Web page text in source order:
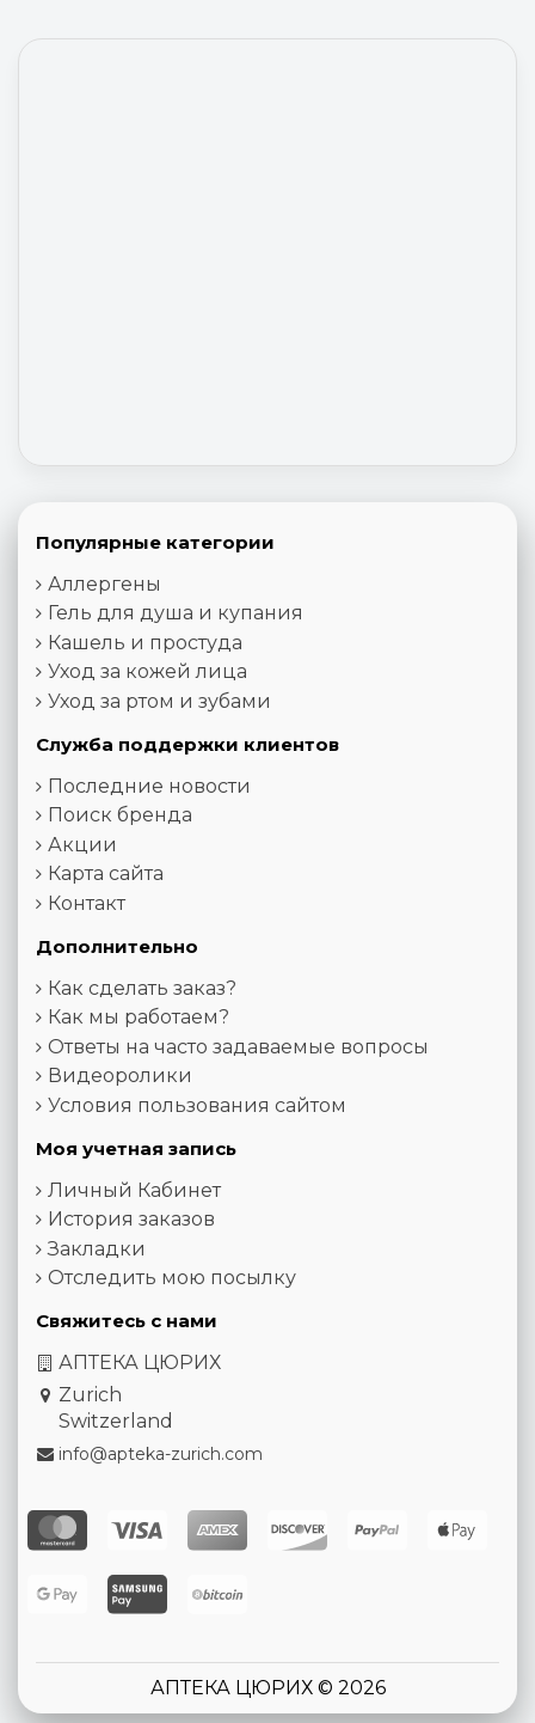
Популярные категории
Аллергены
Гель для душа и купания
Кашель и простуда
Уход за кожей лица
Уход за ртом и зубами
Служба поддержки клиентов
Последние новости
Поиск бренда
Акции
Карта сайта
Контакт
Дополнительно
Как сделать заказ?
Как мы работаем?
Ответы на часто задаваемые вопросы
Видеоролики
Условия пользования сайтом
Моя учетная запись
Личный Кабинет
История заказов
Закладки
Отследить мою посылку
Свяжитесь с нами
АПТЕКА ЦЮРИХ
Zurich
Switzerland
info@apteka-zurich.com
АПТЕКА ЦЮРИХ © 2026